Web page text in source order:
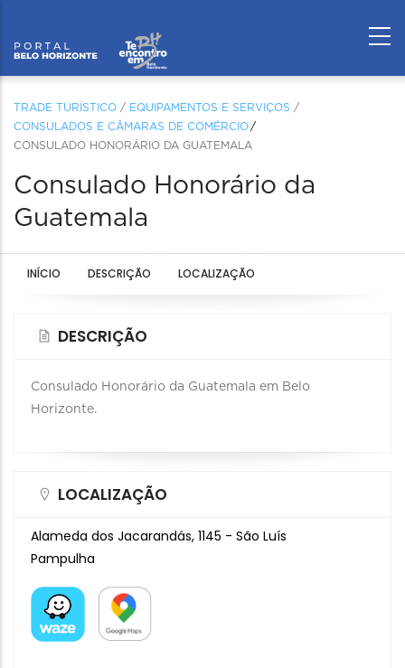
TRADE TURÍSTICO / EQUIPAMENTOS E SERVIÇOS /
CONSULADOS E CÂMARAS DE COMÉRCIO
CONSULADO HONORÁRIO DA GUATEMALA
Consulado Honorário da
Guatemala
INÍCIO DESCRIÇÃO LOCALIZAÇÃO
DESCRIÇÃO
Consulado Honorário da Guatemala em Belo
Horizonte.
LOCALIZAÇÃO
Alameda dos Jacarandás, 1145 - São Luís
Pampulha